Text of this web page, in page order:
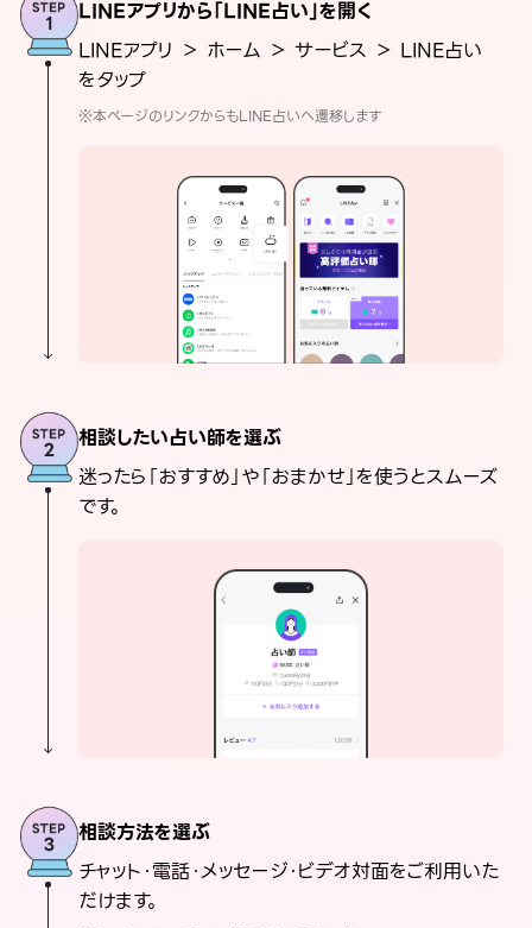
LINEアプリから「LINE占い」を開く
LINEアプリ ＞ ホーム ＞ サービス ＞ LINE占い
をタップ
※本ページのリンクからもLINE占いへ遷移します
相談したい占い師を選ぶ
迷ったら「おすすめ」や「おまかせ」を使うとスムーズ
です。
相談方法を選ぶ
チャット・電話・メッセージ・ビデオ対面をご利用いた
だけます。